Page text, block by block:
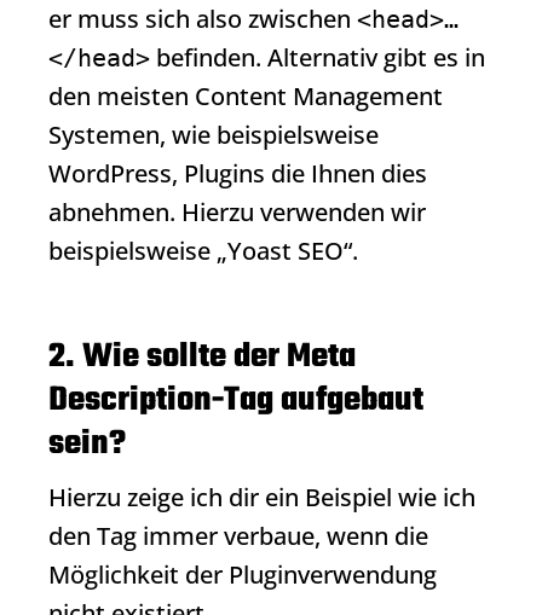
er muss sich also zwischen <head>…
</head> befinden. Alternativ gibt es in
den meisten Content Management
Systemen, wie beispielsweise
WordPress, Plugins die Ihnen dies
abnehmen. Hierzu verwenden wir
beispielsweise „Yoast SEO“.
2. Wie sollte der Meta
Description-Tag aufgebaut
sein?
Hierzu zeige ich dir ein Beispiel wie ich
den Tag immer verbaue, wenn die
Möglichkeit der Pluginverwendung